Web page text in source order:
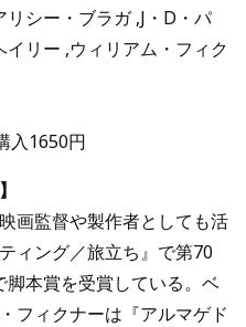
シー・ブラガ ,J・D・パ
リー ,ウィリアム・フィク
入1650円
画監督や製作者としても活
ィング／旅立ち』で第70
本賞を受賞している。ベ
フィクナーは『アルマゲド